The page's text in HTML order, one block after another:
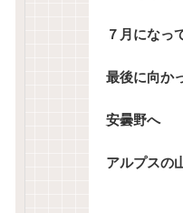
７月になっ
最後に向か
安曇野へ
アルプスの